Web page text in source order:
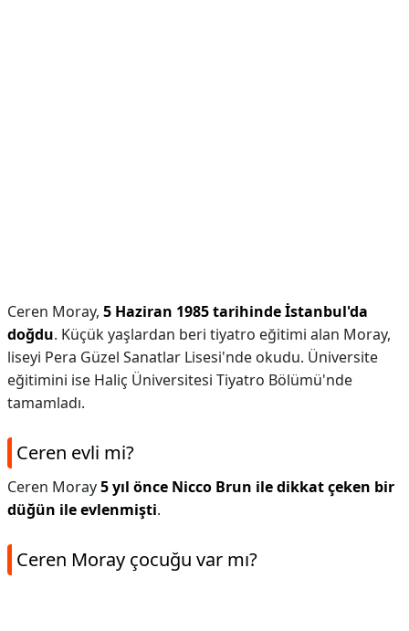
Ceren Moray, 5 Haziran 1985 tarihinde İstanbul'da
doğdu. Küçük yaşlardan beri tiyatro eğitimi alan Moray,
liseyi Pera Güzel Sanatlar Lisesi'nde okudu. Üniversite
eğitimini ise Haliç Üniversitesi Tiyatro Bölümü'nde
tamamladı.
Ceren evli mi?
Ceren Moray5 yıl önce Nicco Brun ile dikkat çeken bir
düğün ile evlenmişti.
Ceren Moray çocuğu var mı?